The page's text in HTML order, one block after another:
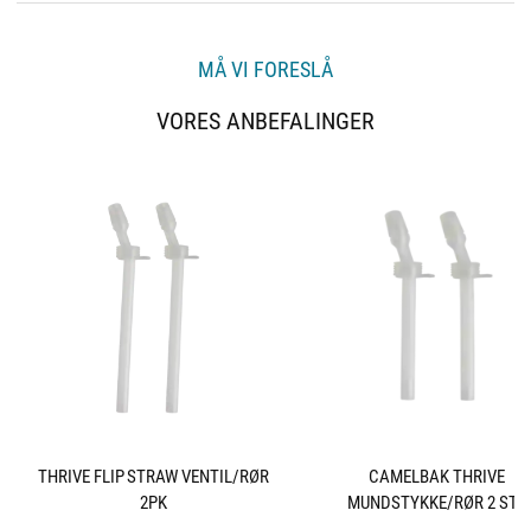
MÅ VI FORESLÅ
VORES ANBEFALINGER
THRIVE FLIP STRAW VENTIL/RØR
2PK
CAMELBAK THRIVE
MUNDSTYKKE/RØR 2 STK